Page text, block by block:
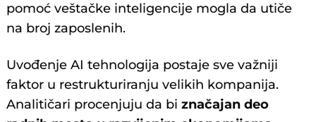
pomoć veštačke inteligencije mogla da utiče
na broj zaposlenih.
Uvođenje AI tehnologija postaje sve važniji
faktor u restrukturiranju velikih kompanija.
Analitičari procenjuju da biznačajan deo